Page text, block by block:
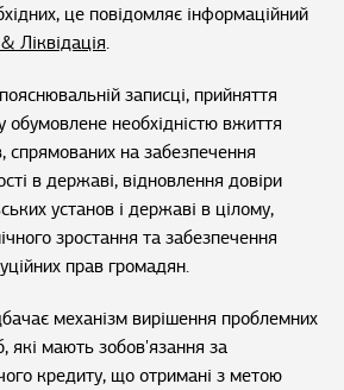
це повідомляє інформаційний
Ліквідація.
записці, прийняття
обумовлене необхідністю вжиття
спрямованих на забезпечення
в державі, відновлення довіри
установ і державі в цілому,
зростання та забезпечення
прав громадян.
механізм вирішення проблемних
які мають зобов'язання за
кредиту, що отримані з метою